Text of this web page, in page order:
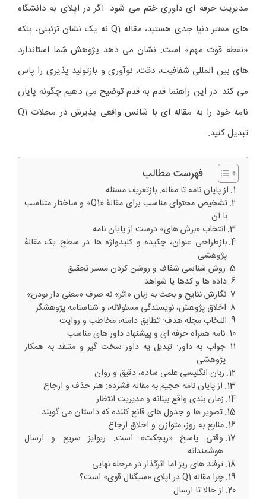
مدیریت حرفه ای داوری ختم می شود. اگر در اپلای به دانشگاه
های معتبر دنیا جدی هستید، مقاله Q1 نه یک نشان تزئینی، بلکه
«نقطه قوت مهم» است: نشان می دهد پژوهش شما استاندارد
های بین المللی شفافیت، دقت، نوآوری و بازتولید پذیری را پاس
می کند. در این راهنما قدم به قدم توضیح می دهیم چگونه پایان
نامه خود را به مقاله ای با شانس واقعی پذیرش در مجلات Q1
تبدیل کنید.
فهرست مطالب
از پایان نامه تا مقاله: بازتعریف مسئله
تشخیص محتوای مناسب برای مقالۀ «Q1» و ساختار متناسب
با آن
انتخاب «برش های» درست از پایان نامه
بازطراحی عنوان، چکیده و کلیدواژه ها در سطح یک مقالۀ
پژوهشی
روش شناسی شفاف و روشن کردن مسیر تحقیق
داده ها و کدها یا شواهد
نگارش نتایج و بحث به زبان «اثر» نه صرف «معنی دار بودن»
اخلاق پژوهش، نویسندگی مسئولانه، و شناسنامه پژوهشگر
انتخاب مجله هدف: تطابق دامنه، مخاطب و روایت
نامه همراه حرفه ای و پیشنهاد داور های مناسب
جواب به داور: تبدیل یه داور سخت گیر و منتقد به همکار
پژوهشی
زبان انگلیسی علمی ساده، دقیق و روان
از پایان نامه حجیم به مقاله فشرده: هنر حذف و ارجاع
زمان بندی واقع بینانه و مدیریت انتظار
تصویر ها و جدول های قانع کننده که داستان می گویند
منابع به روز، متوازن و اخلاق ارجاع
وقتی پاسخ «ریجکت» است: ریوایز سریع و ارسال
هوشمندانه
ترفند های ریز اما اثرگذار در مرحله نهایی
چرا مقاله Q1 در اپلای «سیگنال قوی» است؟
از حالا تا ارسال